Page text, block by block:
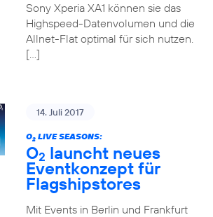
Sony Xperia XA1 können sie das
Highspeed-Datenvolumen und die
Allnet-Flat optimal für sich nutzen.
[…]
14. Juli 2017
O2LIVE SEASONS:
O2 launcht neues
Eventkonzept für
Flagshipstores
Mit Events in Berlin und Frankfurt